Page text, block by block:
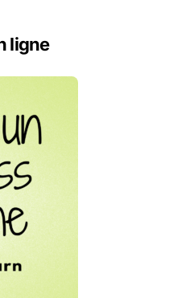
ligne